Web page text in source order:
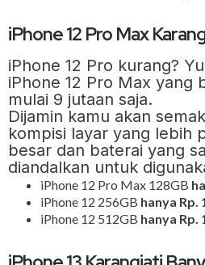
iPhone 12 Pro Max
iPhone 12 Pro kurang?
iPhone 12 Pro Max yang
mulai 9 jutaan saja.
Dijamin kamu akan
kompisi layar yang lebih
besar dan baterai yang
diandalkan untuk
iPhone 12 Pro Max 128GB
iPhone 12 256GB hanya Rp.
iPhone 12 512GB hanya Rp.